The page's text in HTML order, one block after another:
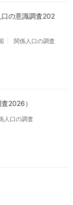
の意識調査202
関係人口の調査
2026）
人口の調査